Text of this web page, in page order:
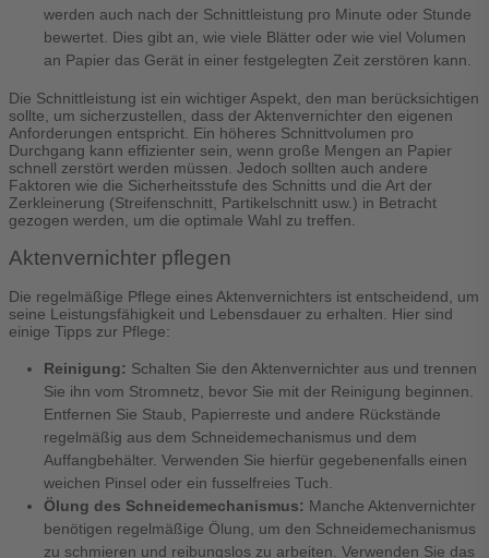
werden auch nach der Schnittleistung pro Minute oder Stunde
bewertet. Dies gibt an, wie viele Blätter oder wie viel Volumen
an Papier das Gerät in einer festgelegten Zeit zerstören kann.
Die Schnittleistung ist ein wichtiger Aspekt, den man berücksichtigen
sollte, um sicherzustellen, dass der Aktenvernichter den eigenen
Anforderungen entspricht. Ein höheres Schnittvolumen pro
Durchgang kann effizienter sein, wenn große Mengen an Papier
schnell zerstört werden müssen. Jedoch sollten auch andere
Faktoren wie die Sicherheitsstufe des Schnitts und die Art der
Zerkleinerung (Streifenschnitt, Partikelschnitt usw.) in Betracht
gezogen werden, um die optimale Wahl zu treffen.
Aktenvernichter pflegen
Die regelmäßige Pflege eines Aktenvernichters ist entscheidend, um
seine Leistungsfähigkeit und Lebensdauer zu erhalten. Hier sind
einige Tipps zur Pflege:
Reinigung: Schalten Sie den Aktenvernichter aus und trennen
Sie ihn vom Stromnetz, bevor Sie mit der Reinigung beginnen.
Entfernen Sie Staub, Papierreste und andere Rückstände
regelmäßig aus dem Schneidemechanismus und dem
Auffangbehälter. Verwenden Sie hierfür gegebenenfalls einen
weichen Pinsel oder ein fusselfreies Tuch.
Ölung des Schneidemechanismus: Manche Aktenvernichter
benötigen regelmäßige Ölung, um den Schneidemechanismus
zu schmieren und reibungslos zu arbeiten. Verwenden Sie das